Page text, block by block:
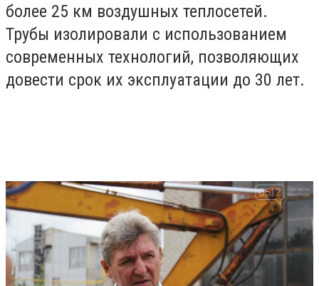
более 25 км воздушных теплосетей.
Трубы изолировали с использованием
современных технологий, позволяющих
довести срок их эксплуатации до 30 лет.